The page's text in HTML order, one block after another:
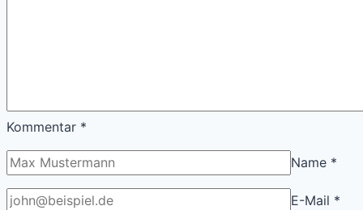
Kommentar *
Name *
E-Mail *